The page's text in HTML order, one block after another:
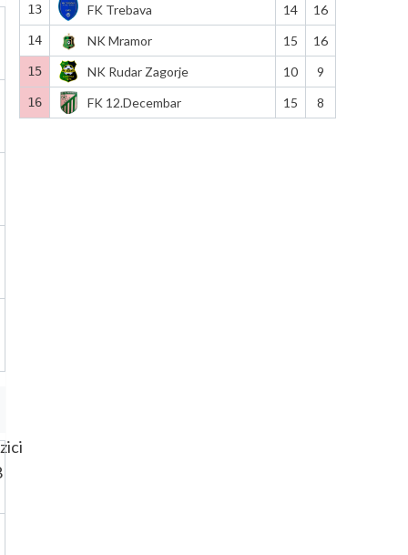
13 FK Trebava 14 16
14 NK Mramor 15 16
15 NK Rudar Zagorje 10 9
16 FK 12.Decembar 15 8